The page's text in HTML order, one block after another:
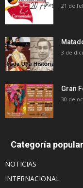
21 de
3 de
Gran
30 de
Categoría popular
NOTICIAS
INTERNACIONAL